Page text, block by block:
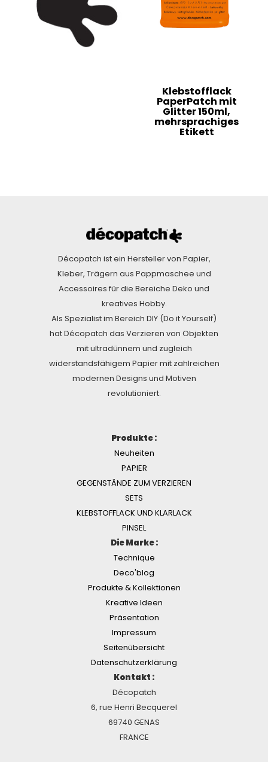
Klebstofflack
PaperPatch mit
Glitter 150ml,
mehrsprachiges
Etikett
Décopatch ist ein Hersteller von Papier,
Kleber, Trägern aus Pappmaschee und
Accessoires für die Bereiche Deko und
kreatives Hobby.
Als Spezialist im Bereich DIY (Do it Yourself)
hat Décopatch das Verzieren von Objekten
mit ultradünnem und zugleich
widerstandsfähigem Papier mit zahlreichen
modernen Designs und Motiven
revolutioniert.
Produkte :
Neuheiten
PAPIER
GEGENSTÄNDE ZUM VERZIEREN
SETS
KLEBSTOFFLACK UND KLARLACK
PINSEL
Die Marke :
Technique
Deco'blog
Produkte & Kollektionen
Kreative Ideen
Präsentation
Impressum
Seitenübersicht
Datenschutzerklärung
Kontakt :
Décopatch
6, rue Henri Becquerel
69740 GENAS
FRANCE